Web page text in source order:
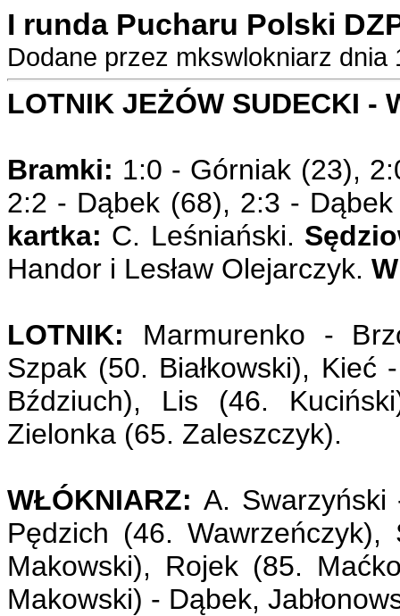
I runda Pucharu Polski
Dodane przez mkswlokniarz dnia
LOTNIK JEŻÓW SUDECKI -
Bramki: 1:0 - Górniak (23),
2:2 - Dąbek (68), 2:3 -
kartka: C. Leśniański.
Handor i Lesław Olejarczyk.
LOTNIK: Marmurenko -
Szpak (50. Białkowski),
Bździuch), Lis (46.
Zielonka (65. Zaleszczyk).
WŁÓKNIARZ: A.
Pędzich (46.
Makowski), Rojek (85.
Makowski) - Dąbek,